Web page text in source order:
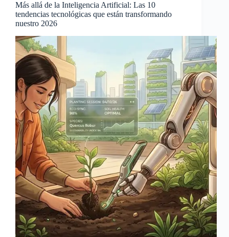
Más allá de la Inteligencia Artificial: Las 10
tendencias tecnológicas que están transformando
nuestro 2026